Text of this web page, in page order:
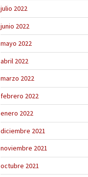
julio 2022
junio 2022
mayo 2022
abril 2022
marzo 2022
febrero 2022
enero 2022
diciembre 2021
noviembre 2021
octubre 2021